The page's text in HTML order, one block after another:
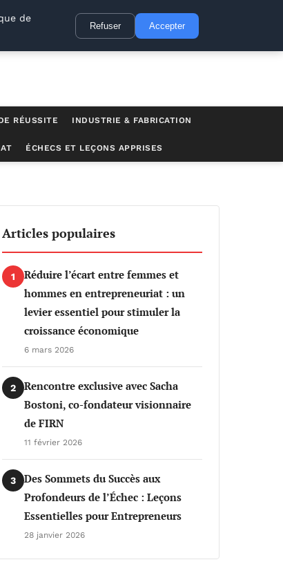
RÉUSSITE INDUSTRIE & FABRICATION
ÉCHECS ET LEÇONS APPRISES
Articles populaires
1
Réduire l’écart entre femmes et
hommes en entrepreneuriat : un
levier essentiel pour stimuler la
croissance économique
6 mars 2026
2
Rencontre exclusive avec Sacha
Bostoni, co-fondateur visionnaire
de FIRN
11 février 2026
3
Des Sommets du Succès aux
Profondeurs de l’Échec : Leçons
Essentielles pour Entrepreneurs
28 janvier 2026
de
Refuser Accepter